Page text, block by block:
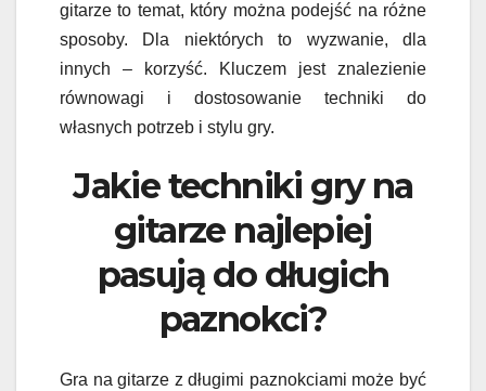
gitarze to temat, który można podejść na różne
sposoby. Dla niektórych to wyzwanie, dla
innych – korzyść. Kluczem jest znalezienie
równowagi i dostosowanie techniki do
własnych potrzeb i stylu gry.
Jakie techniki gry na
gitarze najlepiej
pasują do długich
paznokci?
Gra na gitarze z długimi paznokciami może być